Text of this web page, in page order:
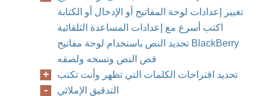
تغيير إعدادات لوحة المفاتيح أو الإدخال أو الكتابة
اكتب أسرع مع إعدادات المساعدة التلقائية
تحديد النص باستخدام لوحة مفاتيح BlackBerry
قص النص ونسخه ولصقه
تحديد اقتراحات الكلمات التي تظهر وأنت تكتب
التدقيق الإملائي